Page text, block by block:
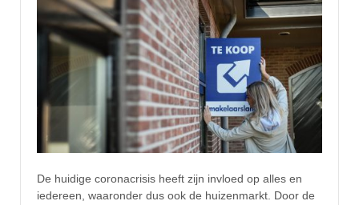
De huidige coronacrisis heeft zijn invloed op alles en
iedereen, waaronder dus ook de huizenmarkt. Door de